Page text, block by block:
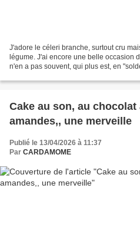
J'adore le céleri branche, surtout cru
légume. J'ai encore une belle occasion
n'en a pas souvent, qui plus est, en
Cake au son, au
amandes,, une merveille
Publié le 13/04/2026 à 11:37
Par CARDAMOME